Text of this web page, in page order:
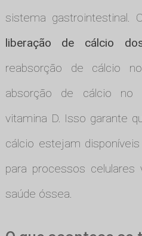
sistema gastrointestinal.
liberação de cálcio
reabsorção de cálcio
absorção de cálcio no
vitamina D. Isso garante
cálcio estejam
para processos
saúde óssea.